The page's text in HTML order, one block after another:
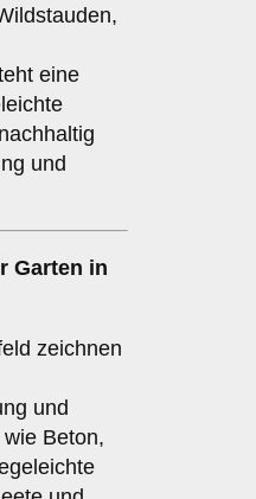
eine
und
Garten in
zeichnen
und
Beton,